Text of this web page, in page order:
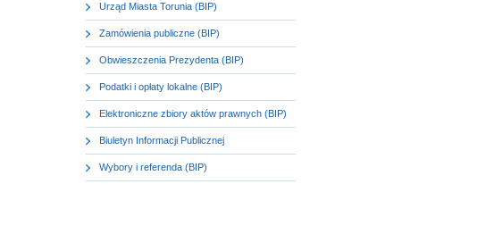
Urząd Miasta Torunia (BIP)
Zamówienia publiczne (BIP)
Obwieszczenia Prezydenta (BIP)
Podatki i opłaty lokalne (BIP)
Elektroniczne zbiory aktów prawnych (BIP)
Biuletyn Informacji Publicznej
Wybory i referenda (BIP)